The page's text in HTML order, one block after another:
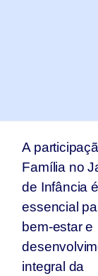
A
Família no
de Infância é
essencial
bem-estar e
integral da